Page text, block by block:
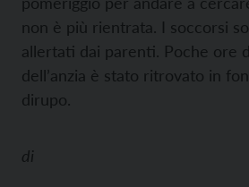
non è più rientrata. I soccorsi
allertati dai parenti. Poche ore
dell’anzia è stato ritrovato in
dirupo.
di